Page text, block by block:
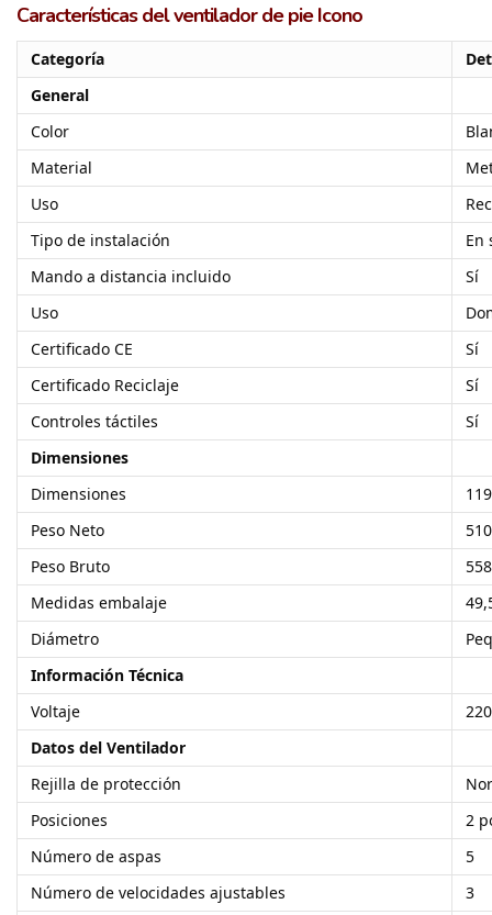
Características del ventilador de pie Icono
Categoría
General
Color
Material
Uso
Tipo de instalación
En
Mando a distancia incluido
Sí
Uso
Certificado CE
Sí
Certificado Reciclaje
Sí
Controles táctiles
Sí
Dimensiones
Dimensiones
Peso Neto
Peso Bruto
Medidas embalaje
Diámetro
Información Técnica
Voltaje
Datos del Ventilador
Rejilla de protección
Posiciones
2
Número de aspas
5
Número de velocidades ajustables
3